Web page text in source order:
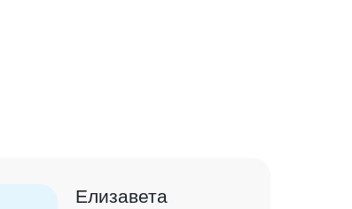
Елизавета